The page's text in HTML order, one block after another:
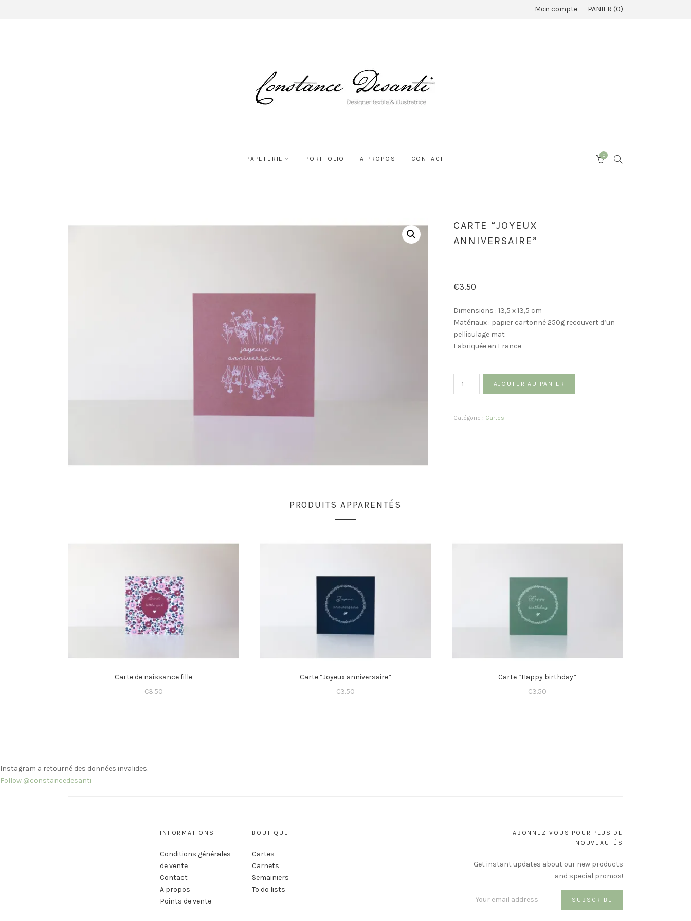
Mon compte PANIER 0
PAPETERIE PORTFOLIO A PROPOS CONTACT
SEARCH
0
CARTE “JOYEUX
ANNIVERSAIRE”
€3.50
Dimensions : 13,5 x 13,5 cm
Matériaux : papier cartonné 250g recouvert d’un
pelliculage mat
Fabriquée en France
AJOUTER AU PANIER
Catégorie : Cartes
PRODUITS APPARENTÉS
Carte de naissance fille
€3.50
Carte “Joyeux anniversaire”
€3.50
Carte “Happy birthday”
€3.50
Instagram a retourné des données invalides.
Follow @constancedesanti
INFORMATIONS
Conditions générales
de vente
Contact
A propos
Points de vente
BOUTIQUE
Cartes
Carnets
Semainiers
To do lists
ABONNEZ-VOUS POUR PLUS DE
NOUVEAUTÉS
Get instant updates about our new products
and special promos!